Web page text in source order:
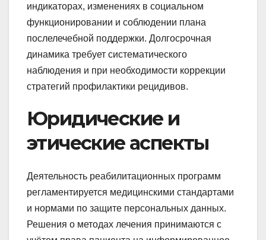
индикаторах, изменениях в социальном
функционировании и соблюдении плана
послелечебной поддержки. Долгосрочная
динамика требует систематического
наблюдения и при необходимости коррекции
стратегий профилактики рецидивов.
Юридические и
этические аспекты
Деятельность реабилитационных программ
регламентируется медицинскими стандартами
и нормами по защите персональных данных.
Решения о методах лечения принимаются с